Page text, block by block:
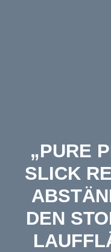
„PURE
SLICK
EN